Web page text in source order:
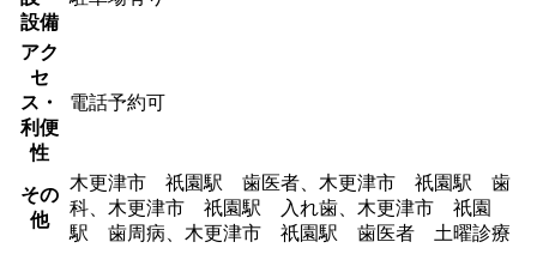
設備
アク
セ
ス・
利便
性
電話予約可
その
他
木更津市 祇園駅 歯医者、木更津市 祇園駅 歯
科、木更津市 祇園駅 入れ歯、木更津市 祇園
駅 歯周病、木更津市 祇園駅 歯医者 土曜診療